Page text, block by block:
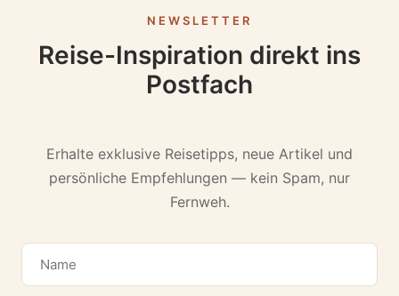
NEWSLETTER
Reise-Inspiration direkt ins
Postfach
Erhalte exklusive Reisetipps, neue Artikel und
persönliche Empfehlungen — kein Spam, nur
Fernweh.